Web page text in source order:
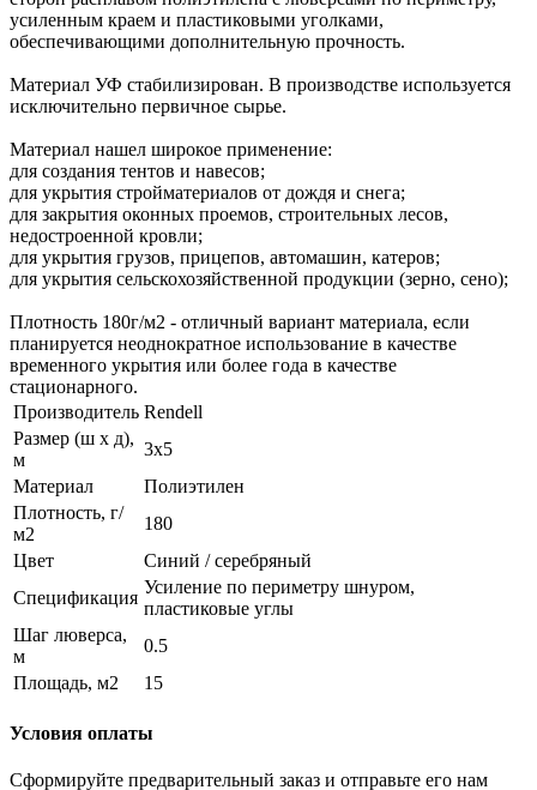
усиленным краем и пластиковыми уголками,
обеспечивающими дополнительную прочность.
Материал УФ стабилизирован. В производстве используется
исключительно первичное сырье.
Материал нашел широкое применение:
для создания тентов и навесов;
для укрытия стройматериалов от дождя и снега;
для закрытия оконных проемов, строительных лесов,
недостроенной кровли;
для укрытия грузов, прицепов, автомашин, катеров;
для укрытия сельскохозяйственной продукции (зерно, сено);
Плотность 180г/м2 - отличный вариант материала, если
планируется неоднократное использование в качестве
временного укрытия или более года в качестве
стационарного.
Производитель Rendell
Размер (ш х д),
м
3х5
Материал
Полиэтилен
Плотность, г/
м2
180
Цвет
Синий / серебряный
Спецификация
Усиление по периметру шнуром,
пластиковые углы
Шаг люверса,
м
0.5
Площадь, м2
15
Условия оплаты
Сформируйте предварительный заказ и отправьте его нам